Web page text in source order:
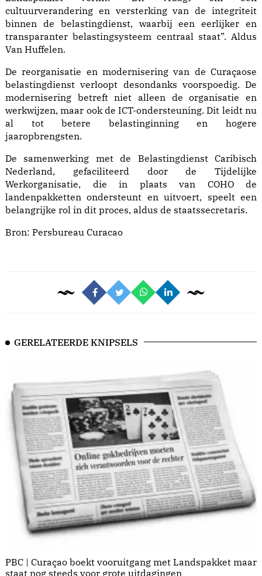
cultuurverandering en versterking van de integriteit
binnen de belastingdienst, waarbij een eerlijker en
transparanter belastingsysteem centraal staat”. Aldus
Van Huffelen.
De reorganisatie en modernisering van de Curaçaose
belastingdienst verloopt desondanks voorspoedig. De
modernisering betreft niet alleen de organisatie en
werkwijzen, maar ook de ICT-ondersteuning. Dit leidt nu
al tot betere belastinginning en hogere
jaaropbrengsten.
De samenwerking met de Belastingdienst Caribisch
Nederland, gefaciliteerd door de Tijdelijke
Werkorganisatie, die in plaats van COHO de
landenpakketten ondersteunt en uitvoert, speelt een
belangrijke rol in dit proces, aldus de staatssecretaris.
Bron: Persbureau Curacao
GERELATEERDE KNIPSELS
PBC | Curaçao boekt vooruitgang met Landspakket maar
staat nog steeds voor grote uitdagingen